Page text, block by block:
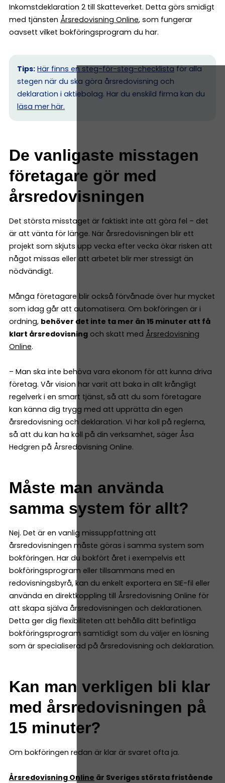
Inkomstdeklaration 2 till Skatteverket. Detta görs smidigt
med tjänsten Årsredovisning Online, som fungerar
oavsett vilket bokföringsprogram du har.
Tips: Här finns en steg-för-steg-checklistaför alla
stegen när du ska göra årsredovisning och
deklaration i aktiebolag. Har du enskild firma kan du
läsa mer här.
De vanligaste misstagen
företagare gör med
årsredovisningen
Det största misstaget är faktiskt inte att göra fel – det
är att vänta för länge. När årsredovisningen blir ett
projekt som skjuts upp vecka efter vecka ökar risken att
något missas eller att arbetet blir mer stressigt än
nödvändigt.
Många företagare blir också förvånade över hur mycket
som idag går att automatisera. Om bokföringen är i
ordning, behöver det inte ta mer än 15 minuter att få
klart årsredovisning och skatt med Årsredovisning
Online.
– Man ska inte behöva vara ekonom för att kunna driva
företag. Vår vision har varit att baka in allt krångligt
regelverk i en smart tjänst, så att du som företagare
kan känna dig trygg med att upprätta din egen
årsredovisning och deklaration. Vi har koll på reglerna,
så att du kan ha koll på din verksamhet, säger Åsa
Hedgren på Årsredovisning Online.
Måste man använda
samma system för allt?
Nej. Det är en vanlig missuppfattning att
årsredovisningen måste göras i samma system som
bokföringen. Har du bokfört året i exempelvis ett
bokföringsprogram eller tillsammans med en
redovisningsbyrå, kan du enkelt exportera en SIE-fil eller
använda en direktkoppling till Årsredovisning Online för
att skapa själva årsredovisningen och deklarationen.
Detta ger dig flexibiliteten att behålla ditt befintliga
bokföringsprogram samtidigt som du väljer en lösning
som är specialiserad på årsredovisning och deklaration.
Kan man verkligen bli klar
med årsredovisningen på
15 minuter?
Om bokföringen redan är klar är svaret ofta ja.
Årsredovisning Online är Sveriges största fristående